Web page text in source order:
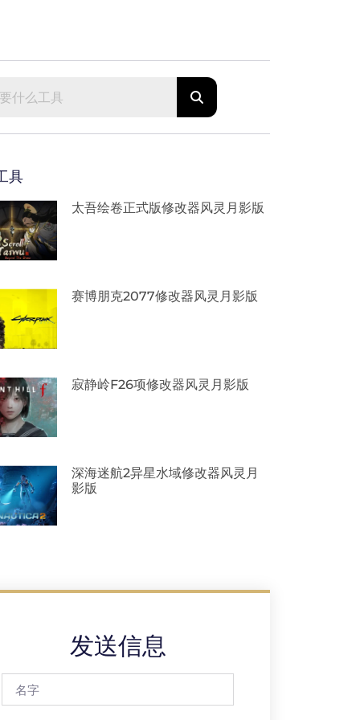
具
太吾绘卷正式版修改器风灵月影版
赛博朋克2077修改器风灵月影版
寂静岭f26项修改器风灵月影版
深海迷航2异星水域修改器风灵月
影版
发送信息